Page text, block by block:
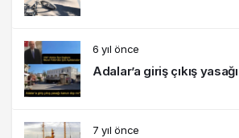
6 yıl önce
Adalar’a giriş çıkış
7 yıl önce